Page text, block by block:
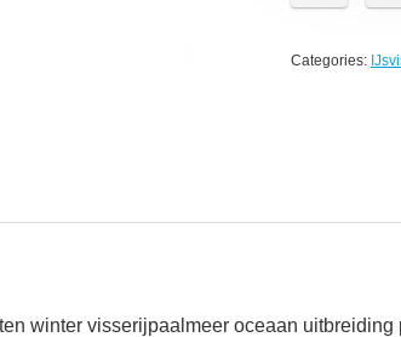
Categories:
winter visserijpaalmeer oceaan